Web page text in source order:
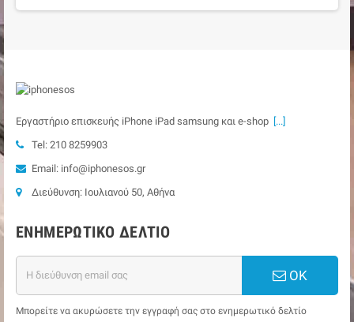
Εργαστήριο επισκευής iPhone iPad samsung και e-shop [...]
Tel: 210 8259903
Email: info@iphonesos.gr
Διεύθυνση: Ιουλιανού 50, Αθήνα
ΕΝΗΜΕΡΩΤΙΚΌ ΔΕΛΤΊΟ
ΟΚ
Μπορείτε να ακυρώσετε την εγγραφή σας στο ενημερωτικό δελτίο